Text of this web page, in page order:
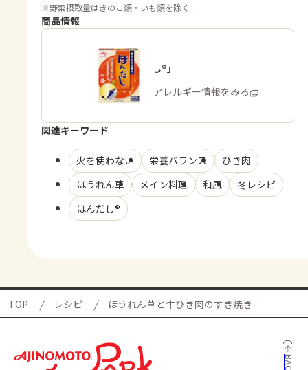
※野菜摂取量はきのこ類・いも類を除く
商品情報
「ほんだし®」
商品・アレルギー情報をみる
関連キーワード
火を使わない 栄養バランス
ひき肉
ほうれん草
メイン料理 和風
冬レシピ
ほんだし®
TOP レシピ ほうれん草と牛ひき肉のすき焼き